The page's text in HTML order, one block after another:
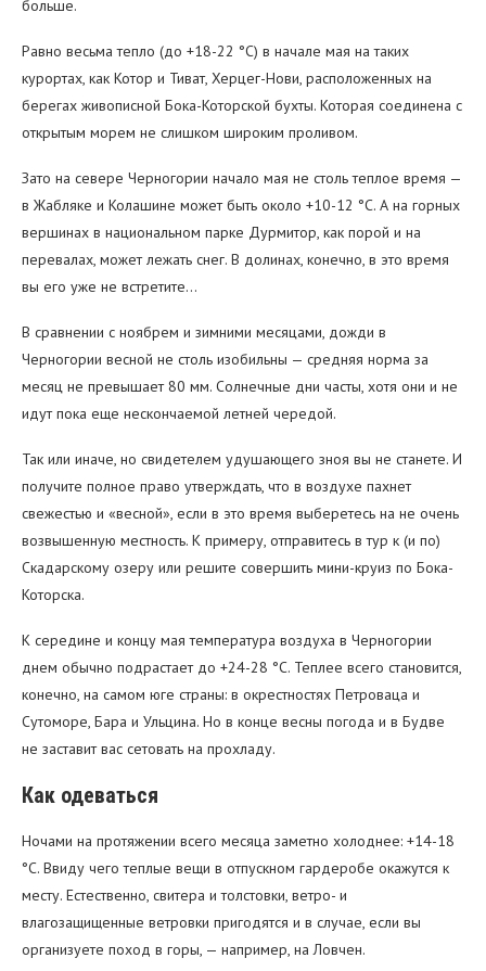
больше.
Равно весьма тепло (до +18-22 °C) в начале мая на таких
курортах, как Котор и Тиват, Херцег-Нови, расположенных на
берегах живописной Бока-Которской бухты. Которая соединена с
открытым морем не слишком широким проливом.
Зато на севере Черногории начало мая не столь теплое время —
в Жабляке и Колашине может быть около +10-12 °C. А на горных
вершинах в национальном парке Дурмитор, как порой и на
перевалах, может лежать снег. В долинах, конечно, в это время
вы его уже не встретите…
В сравнении с ноябрем и зимними месяцами, дожди в
Черногории весной не столь изобильны — средняя норма за
месяц не превышает 80 мм. Солнечные дни часты, хотя они и не
идут пока еще нескончаемой летней чередой.
Так или иначе, но свидетелем удушающего зноя вы не станете. И
получите полное право утверждать, что в воздухе пахнет
свежестью и «весной», если в это время выберетесь на не очень
возвышенную местность. К примеру, отправитесь в тур к (и по)
Скадарскому озеру или решите совершить мини-круиз по Бока-
Которска.
К середине и концу мая температура воздуха в Черногории
днем обычно подрастает до +24-28 °C. Теплее всего становится,
конечно, на самом юге страны: в окрестностях Петроваца и
Сутоморе, Бара и Ульцина. Но в конце весны погода и в Будве
не заставит вас сетовать на прохладу.
Как одеваться
Ночами на протяжении всего месяца заметно холоднее: +14-18
°C. Ввиду чего теплые вещи в отпускном гардеробе окажутся к
месту. Естественно, свитера и толстовки, ветро- и
влагозащищенные ветровки пригодятся и в случае, если вы
организуете поход в горы, — например, на Ловчен.